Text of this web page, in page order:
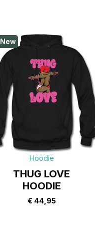
New
Hoodie
THUG LOVE
HOODIE
€ 44,95